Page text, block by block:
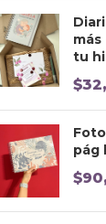
tu
$
pág
$